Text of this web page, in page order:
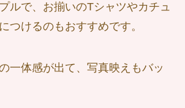
ルで、お揃いのTシャツやカチュ
つけるのもおすすめです。
一体感が出て、写真映えもバッ